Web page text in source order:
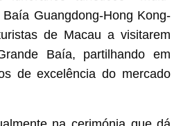
Guangdong-Hong Kong-
de Macau a visitarem
Baía, partilhando em
de excelência do mercado